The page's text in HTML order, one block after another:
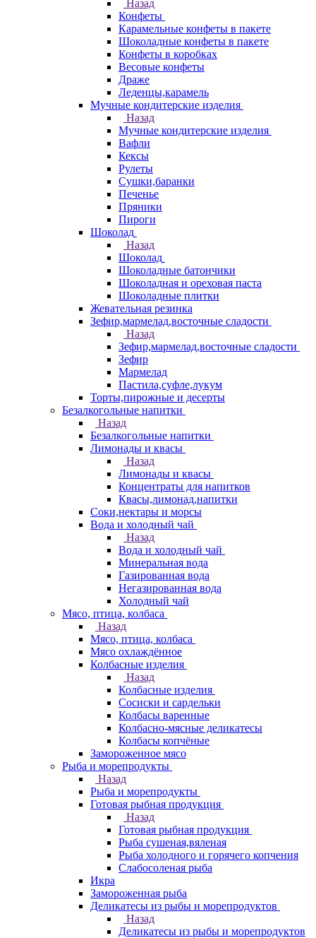
Назад
Конфеты
Карамельные конфеты в пакете
Шоколадные конфеты в пакете
Конфеты в коробках
Весовые конфеты
Драже
Леденцы,карамель
Мучные кондитерские изделия
Назад
Мучные кондитерские изделия
Вафли
Кексы
Рулеты
Сушки,баранки
Печенье
Пряники
Пироги
Шоколад
Назад
Шоколад
Шоколадные батончики
Шоколадная и ореховая паста
Шоколадные плитки
Жевательная резинка
Зефир,мармелад,восточные сладости
Назад
Зефир,мармелад,восточные сладости
Зефир
Мармелад
Пастила,суфле,лукум
Торты,пирожные и десерты
Безалкогольные напитки
Назад
Безалкогольные напитки
Лимонады и квасы
Назад
Лимонады и квасы
Концентраты для напитков
Квасы,лимонад,напитки
Соки,нектары и морсы
Вода и холодный чай
Назад
Вода и холодный чай
Минеральная вода
Газированная вода
Негазированная вода
Холодный чай
Мясо, птица, колбаса
Назад
Мясо, птица, колбаса
Мясо охлаждённое
Колбасные изделия
Назад
Колбасные изделия
Сосиски и сардельки
Колбасы варенные
Колбасно-мясные деликатесы
Колбасы копчёные
Замороженное мясо
Рыба и морепродукты
Назад
Рыба и морепродукты
Готовая рыбная продукция
Назад
Готовая рыбная продукция
Рыба сушеная,вяленая
Рыба холодного и горячего копчения
Слабосоленая рыба
Икра
Замороженная рыба
Деликатесы из рыбы и морепродуктов
Назад
Деликатесы из рыбы и морепродуктов